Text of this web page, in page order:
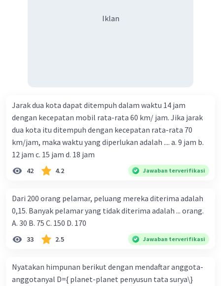
Iklan
Jarak dua kota dapat ditempuh dalam waktu 14 jam
dengan kecepatan mobil rata-rata 60 km/ jam. Jika jarak
dua kota itu ditempuh dengan kecepatan rata-rata 70
km/jam, maka waktu yang diperlukan adalah .... a. 9 jam b.
12 jam c. 15 jam d. 18 jam
42 4.2 Jawaban terverifikasi
Dari 200 orang pelamar, peluang mereka diterima adalah
0,15. Banyak pelamar yang tidak diterima adalah ... orang.
A. 30 B. 75 C. 150 D. 170
33 2.5 Jawaban terverifikasi
Nyatakan himpunan berikut dengan mendaftar anggota-
anggotanyal D={ planet-planet penyusun tata surya\}